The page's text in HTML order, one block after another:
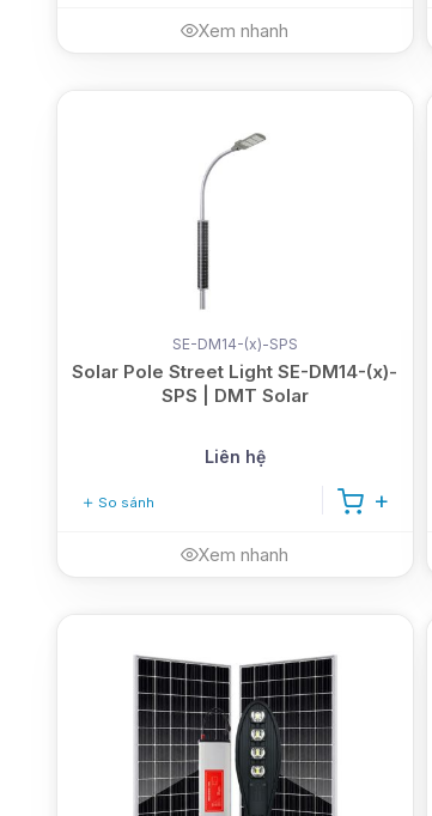
Xem nhanh
SE-DM14-(x)-SPS
Solar Pole Street Light SE-DM14-(x)-
SPS | DMT Solar
Liên hệ
So sánh
Xem nhanh